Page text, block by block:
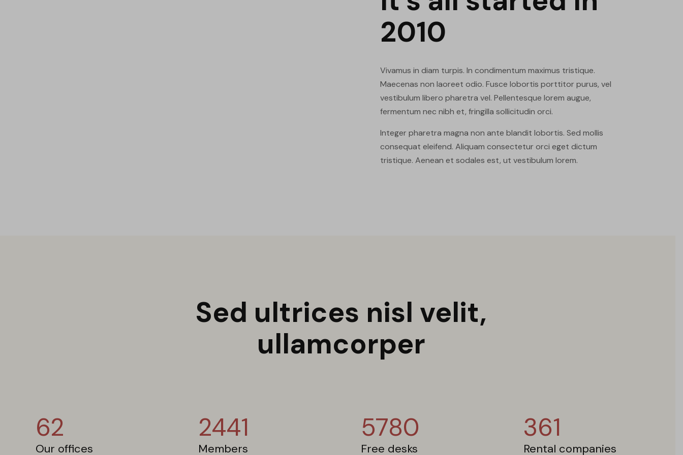
2010
Vivamus in diam turpis. In condimentum maximus tristique.
Maecenas non laoreet odio. Fusce lobortis porttitor purus, vel
vestibulum libero pharetra vel. Pellentesque lorem augue,
fermentum nec nibh et, fringilla sollicitudin orci.
Integer pharetra magna non ante blandit lobortis. Sed mollis
consequat eleifend. Aliquam consectetur orci eget dictum
tristique. Aenean et sodales est, ut vestibulum lorem.
Sed ultrices nisl velit,
ullamcorper
62
Our offices
2441
Members
5780
Free desks
361
Rental companies